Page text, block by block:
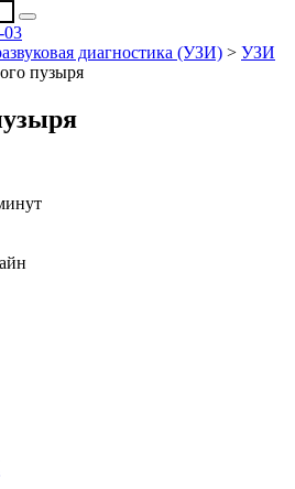
03
диагностика (УЗИ) > УЗИ
пузыря